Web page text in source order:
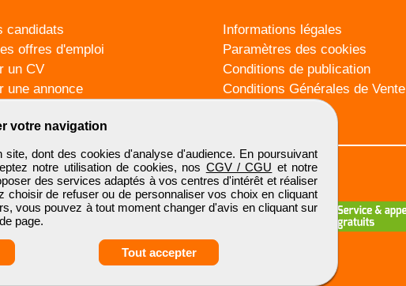
votre navigation
dont des cookies d'analyse d'audience. En poursuivant
notre utilisation de cookies, nos CGV / CGU et notre
des services adaptés à vos centres d'intérêt et réaliser
choisir de refuser ou de personnaliser vos choix en cliquant
vous pouvez à tout moment changer d'avis en cliquant sur
page.
Tout accepter
candidats
offres d'emploi
un CV
une annonce
Informations légales
Paramètres des cookies
Conditions de publication
Conditions Générales de Vente